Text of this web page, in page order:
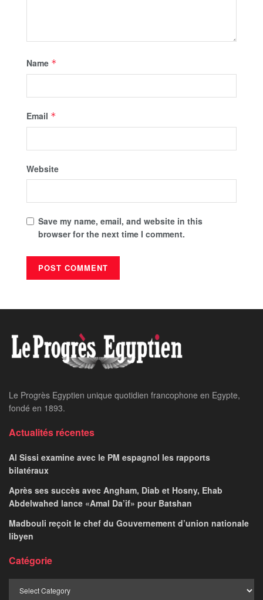
Name *
Email *
Website
Save my name, email, and website in this
browser for the next time I comment.
Le Progrès Egyptien unique quotidien francophone en Egypte,
fondé en 1893.
Actualités récentes
Al Sissi examine avec le PM espagnol les rapports
bilatéraux
Après ses succès avec Angham, Diab et Hosny, Ehab
Abdelwahed lance «Amal Da’if» pour Batshan
Madbouli reçoit le chef du Gouvernement d’union nationale
libyen
Catégorie